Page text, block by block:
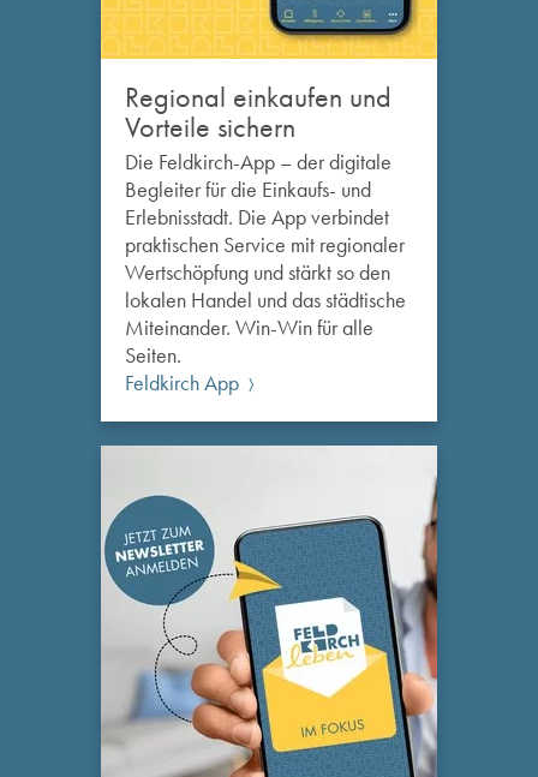
Regional einkaufen und
Vorteile sichern
Die Feldkirch-App – der digitale
Begleiter für die Einkaufs- und
Erlebnisstadt. Die App verbindet
praktischen Service mit regionaler
Wertschöpfung und stärkt so den
lokalen Handel und das städtische
Miteinander. Win-Win für alle
Seiten.
Feldkirch App